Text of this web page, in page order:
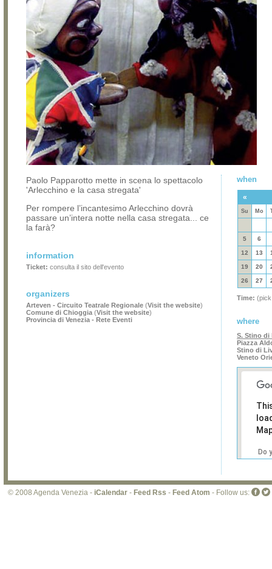
Paolo Papparotto mette in scena lo spettacolo
'Arlecchino e la casa stregata'
Per rompere l’incantesimo Arlecchino dovrà
passare un’intera notte nella casa stregata... ce
la farà?
information
Ticket: consulta il sito dell'evento
organizers
Arteven - Circuito Teatrale Regionale (Visit the website)
Comune di Chioggia (Visit the website)
Provincia di Venezia - Rete Eventi
when
«
Su Mo
5 6
12 13
19 20
26 27
Time:
where
S. Stino di
Piazza
Stino di
Veneto
Do
© 2008 Agenda Venezia - iCalendar - Feed Rss - Feed Atom - Follow us: